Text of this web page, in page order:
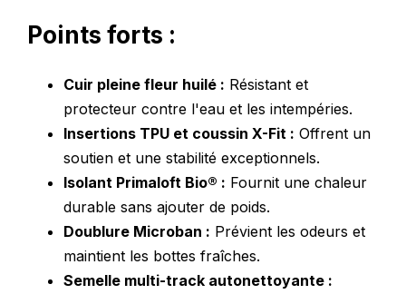
Points forts :
Cuir pleine fleur huilé : Résistant et
protecteur contre l'eau et les intempéries.
Insertions TPU et coussin X-Fit : Offrent un
soutien et une stabilité exceptionnels.
Isolant Primaloft Bio® : Fournit une chaleur
durable sans ajouter de poids.
Doublure Microban : Prévient les odeurs et
maintient les bottes fraîches.
Semelle multi-track autonettoyante :